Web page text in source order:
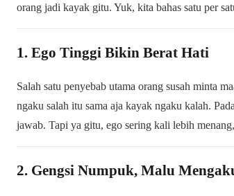
orang jadi kayak gitu. Yuk, kita bahas satu per
1. Ego Tinggi Bikin Berat Hati
Salah satu penyebab utama orang susah minta
ngaku salah itu sama aja kayak ngaku kalah.
jawab. Tapi ya gitu, ego sering kali lebih
2. Gengsi Numpuk, Malu